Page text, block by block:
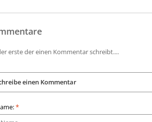
erste der einen Kommentar schreibt....
einen Kommentar
*